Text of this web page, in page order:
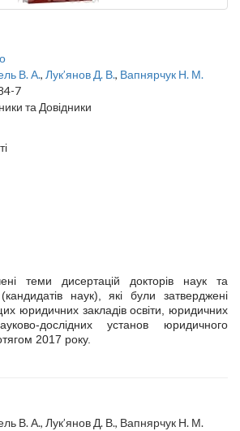
В. А., Лук’янов Д. В., Вапнярчук Н. М.
7
та Довідники
теми дисертацій докторів наук та
наук), які були затверджені
юридичних закладів освіти, юридичних
дослідних установ юридичного
2017 року.
В. А., Лук’янов Д. В., Вапнярчук Н. М.